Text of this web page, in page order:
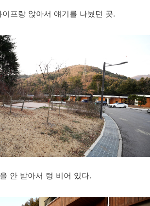
프랑 앉아서 얘기를 나눴던 곳.
안 받아서 텅 비어 있다.